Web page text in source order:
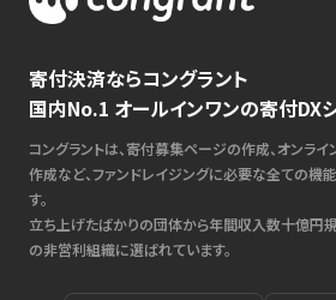
寄付決済ならコングラント
国内No.1 オールインワンの寄付DX
コングラントは、寄付募集ページの作成、オンラ
作成など、ファンドレイジングに必要な全ての機
す。
立ち上げたばかりの団体から年間収入数十億円
の非営利組織に選ばれています。